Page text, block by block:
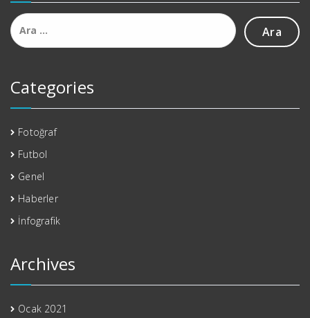
Arama:
Categories
Fotoğraf
Futbol
Genel
Haberler
İnfografik
Archives
Ocak 2021